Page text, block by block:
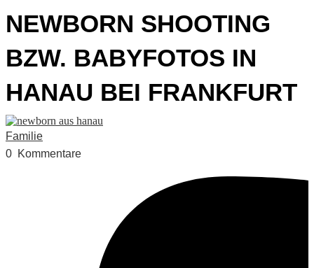
NEWBORN SHOOTING
BZW. BABYFOTOS IN
HANAU BEI FRANKFURT
Familie
0 Kommentare